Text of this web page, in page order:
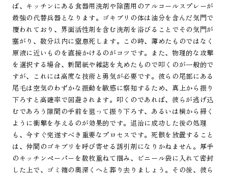
ば、キッチンにある食器用洗剤や除菌用のアルコールスプレーが
最強の代替兵器となります。ゴキブリの体は油分を含んだ気門で
覆われており、界面活性剤を含む洗剤を浴びることでその気門が
塞がり、数分以内に窒息死します。この時、薄めたものではなく
原液に近いものを直接かけるのがコツです。また、物理的な攻撃
を選択する場合、新聞紙や雑誌を丸めたもので叩くのが一般的で
すが、これには高度な技術と勇気が必要です。彼らの尾部にある
尾毛は空気のわずかな振動を敏感に察知するため、真上から振り
下ろすと高確率で回避されます。叩くのであれば、彼らが逃げ込
むであろう隙間の手前を狙って振り下ろす、あるいは横から掃く
ように衝撃を与えるのが効果的です。退治に成功した後の処理
も、今すぐ完遂すべき重要なプロセスです。死骸を放置すること
は、仲間のゴキブリを呼び寄せる誘引剤になりかねません。厚手
のキッチンペーパーを数枚重ねて掴み、ビニール袋に入れて密封
した上で、ゴミ箱の奥深くへと葬り去りましょう。その後、彼ら